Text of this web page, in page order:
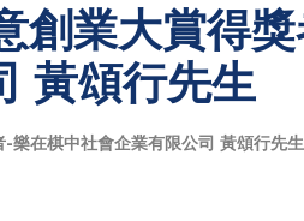
創業大賞得
黃頌行先生
樂在棋中社會企業有限公司 黃頌行先生